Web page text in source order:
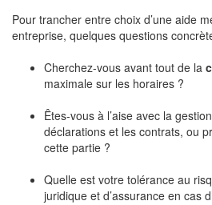
Pour trancher entre choix d’une aide
entreprise, quelques questions
Cherchez-vous avant tout de la
maximale sur les horaires ?
Êtes-vous à l’aise avec la
déclarations et les contrats, ou
cette partie ?
Quelle est votre tolérance au
juridique et d’assurance en cas